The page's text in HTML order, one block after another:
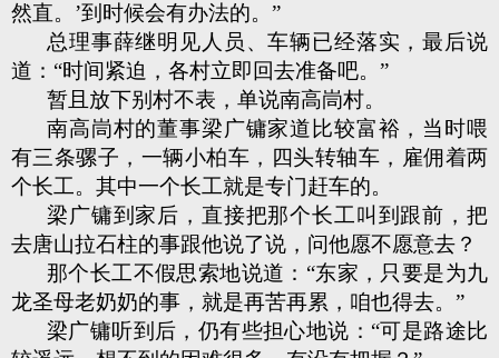
然直。’到时候会有办法的。”
总理事薛继明见人员、车辆已经落实，最后说
道：“时间紧迫，各村立即回去准备吧。”
暂且放下别村不表，单说南高峝村。
南高峝村的董事梁广镛家道比较富裕，当时喂
有三条骡子，一辆小柏车，四头转轴车，雇佣着两
个长工。其中一个长工就是专门赶车的。
梁广镛到家后，直接把那个长工叫到跟前，把
去唐山拉石柱的事跟他说了说，问他愿不愿意去？
那个长工不假思索地说道：“东家，只要是为九
龙圣母老奶奶的事，就是再苦再累，咱也得去。”
梁广镛听到后，仍有些担心地说：“可是路途比